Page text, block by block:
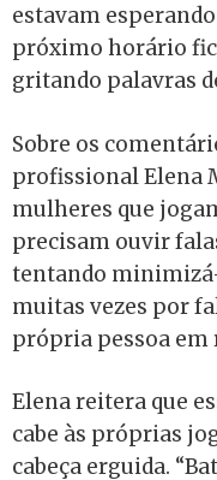
estavam
próximo horário
gritando palavras
Sobre os
profissional Elena
mulheres que
precisam ouvir
tentando
muitas vezes por
própria pessoa em
Elena reitera que
cabe às próprias
cabeça erguida.